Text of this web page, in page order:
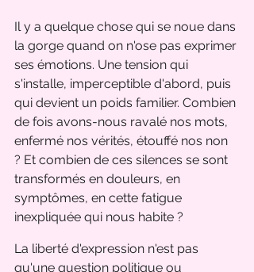
Il y a quelque chose qui se noue dans
la gorge quand on n'ose pas exprimer
ses émotions. Une tension qui
s'installe, imperceptible d'abord, puis
qui devient un poids familier. Combien
de fois avons-nous ravalé nos mots,
enfermé nos vérités, étouffé nos non
? Et combien de ces silences se sont
transformés en douleurs, en
symptômes, en cette fatigue
inexpliquée qui nous habite ?
La liberté d'expression n'est pas
qu'une question politique ou